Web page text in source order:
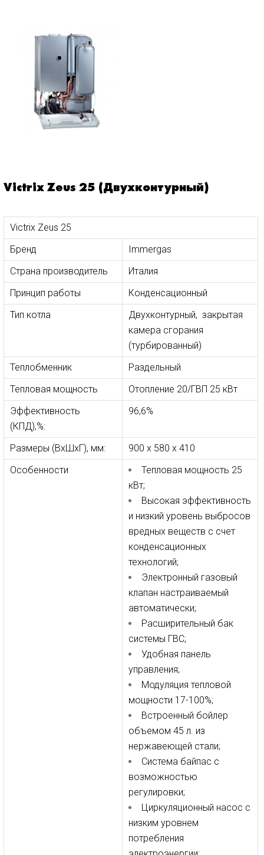
Victrix Zeus 25 (Двухконтурный)
Victrix Zeus 25
Бренд
Immergas
Страна производитель
Италия
Принцип работы
Конденсационный
Тип котла
Двухконтурный, закрытая
камера сгорания
(турбированный)
Теплобменник
Раздельный
Тепловая мощность
Отопление 20/ГВП 25 кВт
Эффективность
(КПД),%:
96,6%
Размеры (ВхШхГ), мм:
900 x 580 x 410
Особенности
Тепловая мощность 25
кВт;
Высокая эффективность
и низкий уровень выбросов
вредных веществ с счет
конденсационных
технологий;
Электронный газовый
клапан настраиваемый
автоматически;
Расширительный бак
системы ГВС;
Удобная панель
управления;
Модуляция тепловой
мощности 17-100%;
Встроенный бойлер
объемом 45 л. из
нержавеющей стали;
Система байпас с
возможностью
регулировки;
Циркуляционный насос с
низким уровнем
потребления